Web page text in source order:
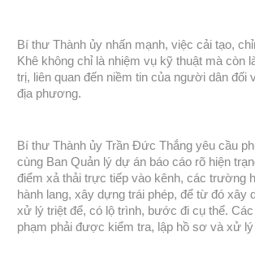
Bí thư Thành ủy nhấn mạnh, việc cải tạo,
Khê không chỉ là nhiệm vụ kỹ thuật mà còn
trị, liên quan đến niềm tin của người dân đối
địa phương.
Bí thư Thành ủy Trần Đức Thắng yêu cầu
cùng Ban Quản lý dự án báo cáo rõ hiện
điểm xả thải trực tiếp vào kênh, các trường
hành lang, xây dựng trái phép, để từ đó xây
xử lý triệt để, có lộ trình, bước đi cụ thể.
phạm phải được kiểm tra, lập hồ sơ và xử lý